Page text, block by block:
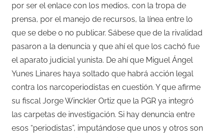
por ser el enlace con los medios, con la tropa de
prensa, por el manejo de recursos, la línea entre lo
que se debe o no publicar. Sábese que de la rivalidad
pasaron a la denuncia y que ahí el que los cachó fue
el aparato judicial yunista. De ahí que Miguel Ángel
Yunes Linares haya soltado que habrá acción legal
contra los narcoperiodistas en cuestión. Y que afirme
su fiscal Jorge Winckler Ortiz que la PGR ya integró
las carpetas de investigación. Si hay denuncia entre
esos “periodistas”, imputándose que unos y otros son